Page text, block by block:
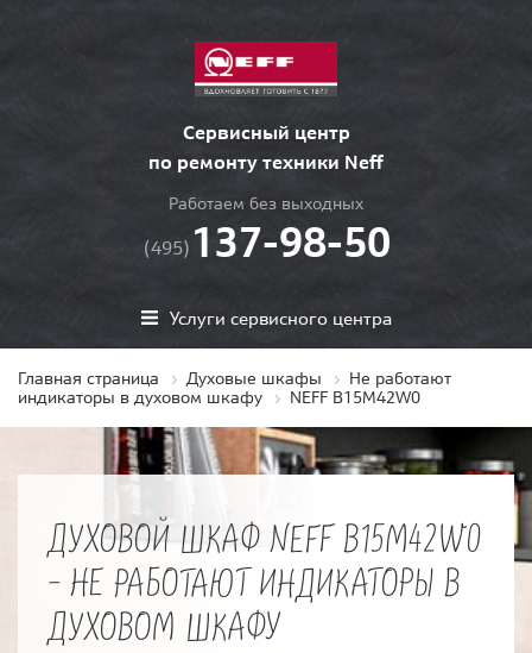
Сервисный центр
по ремонту техники Neff
Работаем без выходных
(495) 137-98-50
Услуги сервисного центра
Главная страница Духовые шкафы
Не работают
индикаторы в духовом шкафу
NEFF B15M42W0
ДУХОВОЙ ШКАФ NEFF B15M42W0
- НЕ РАБОТАЮТ ИНДИКАТОРЫ В
ДУХОВОМ ШКАФУ